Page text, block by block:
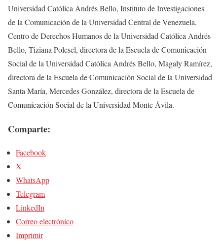
Universidad Católica Andrés Bello, Instituto de Investigaciones
de la Comunicación de la Universidad Central de Venezuela,
Centro de Derechos Humanos de la Universidad Católica Andrés
Bello, Tiziana Polesel, directora de la Escuela de Comunicación
Social de la Universidad Católica Andrés Bello, Magaly Ramírez,
directora de la Escuela de Comunicación Social de la Universidad
Santa María, Mercedes González, directora de la Escuela de
Comunicación Social de la Universidad Monte Ávila.
Comparte:
Facebook
X
WhatsApp
Telegram
LinkedIn
Correo electrónico
Imprimir